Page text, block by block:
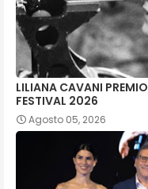
LILIANA CAVANI
FESTIVAL 2026
Agosto 05, 2026